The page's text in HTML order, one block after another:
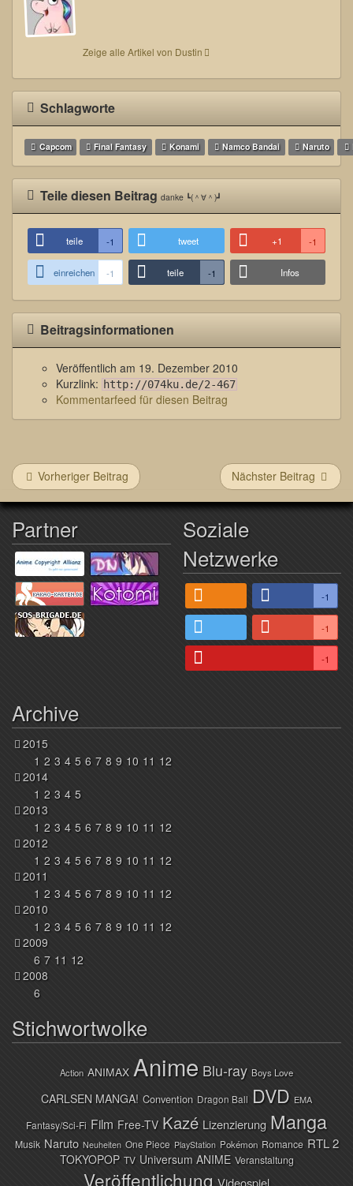
Zeige alle Artikel von Dustin
Schlagworte
Capcom Final Fantasy Konami Namco Bandai Naruto
Teile diesen Beitragdanke ┗(＾∀＾)┛
teile -1 tweet +1 -1
einreichen -1 teile -1 Infos
Beitragsinformationen
Veröffentlich am 19. Dezember 2010
Kurzlink: http://074ku.de/2-467
Kommentarfeed für diesen Beitrag
Vorheriger Beitrag Nächster Beitrag
Partner
Soziale
Netzwerke
-1
-1
-1
Archive
2015
1 2 3 4 5 6 7 8 9 10 11 12
2014
1 2 3 4 5
2013
1 2 3 4 5 6 7 8 9 10 11 12
2012
1 2 3 4 5 6 7 8 9 10 11 12
2011
1 2 3 4 5 6 7 8 9 10 11 12
2010
1 2 3 4 5 6 7 8 9 10 11 12
2009
6 7 11 12
2008
6
Stichwortwolke
Action ANIMAX Anime Blu-ray Boys Love
CARLSEN MANGA! Convention Dragon Ball DVD EMA
Fantasy/Sci-Fi Film Free-TV Kazé Lizenzierung Manga
Musik Naruto Neuheiten One Piece PlayStation Pokémon Romance RTL 2
TOKYOPOP TV Universum ANIME Veranstaltung
Veröffentlichung Videospiel